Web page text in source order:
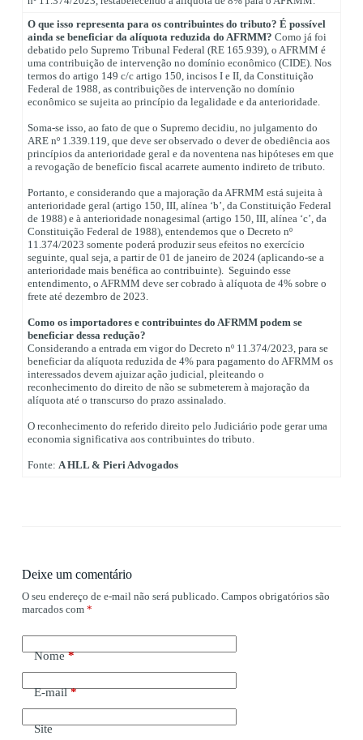
O que isso representa para os contribuintes do tributo? É possível
ainda se beneficiar da alíquota reduzida do AFRMM?Como já foi
debatido pelo Supremo Tribunal Federal (RE 165.939), o AFRMM é
uma contribuição de intervenção no domínio econômico (CIDE). Nos
termos do artigo 149 c/c artigo 150, incisos I e II, da Constituição
Federal de 1988, as contribuições de intervenção no domínio
econômico se sujeita ao princípio da legalidade e da anterioridade.
Soma-se isso, ao fato de que o Supremo decidiu, no julgamento do
ARE nº 1.339.119, que deve ser observado o dever de obediência aos
princípios da anterioridade geral e da noventena nas hipóteses em que
a revogação de benefício fiscal acarrete aumento indireto de tributo.
Portanto, e considerando que a majoração da AFRMM está sujeita à
anterioridade geral (artigo 150, III, alínea ‘b’, da Constituição Federal
de 1988) e à anterioridade nonagesimal (artigo 150, III, alínea ‘c’, da
Constituição Federal de 1988), entendemos que o Decreto nº
11.374/2023 somente poderá produzir seus efeitos no exercício
seguinte, qual seja, a partir de 01 de janeiro de 2024 (aplicando-se a
anterioridade mais benéfica ao contribuinte). Seguindo esse
entendimento, o AFRMM deve ser cobrado à alíquota de 4% sobre o
frete até dezembro de 2023.
Como os importadores e contribuintes do AFRMM podem se
beneficiar dessa redução?
Considerando a entrada em vigor do Decreto nº 11.374/2023, para se
beneficiar da alíquota reduzida de 4% para pagamento do AFRMM os
interessados devem ajuizar ação judicial, pleiteando o
reconhecimento do direito de não se submeterem à majoração da
alíquota até o transcurso do prazo assinalado.
O reconhecimento do referido direito pelo Judiciário pode gerar uma
economia significativa aos contribuintes do tributo.
Fonte:A HLL & Pieri Advogados
Deixe um comentário
O seu endereço de e-mail não será publicado. Campos obrigatórios são
marcados com *
Nome*
E-mail*
Site